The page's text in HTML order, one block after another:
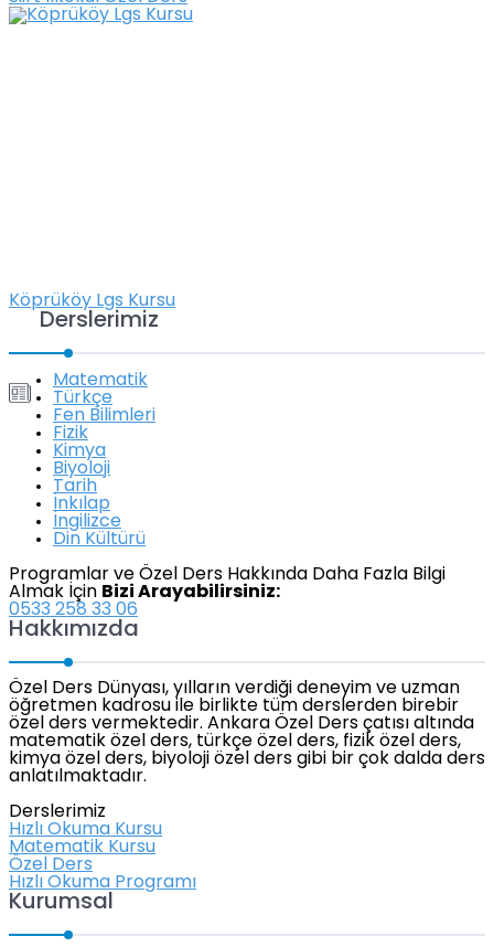
Köprüköy Lgs Kursu
Derslerimiz
Matematik
Türkçe
Fen Bilimleri
Fizik
Kimya
Biyoloji
Tarih
İnkılap
İngilizce
Din Kültürü
Programlar ve Özel Ders Hakkında Daha Fazla Bilgi
Almak İçin Bizi Arayabilirsiniz:
0533 258 33 06
Hakkımızda
Özel Ders Dünyası, yılların verdiği deneyim ve uzman
öğretmen kadrosu ile birlikte tüm derslerden birebir
özel ders vermektedir. Ankara Özel Ders çatısı altında
matematik özel ders, türkçe özel ders, fizik özel ders,
kimya özel ders, biyoloji özel ders gibi bir çok dalda ders
anlatılmaktadır.
Derslerimiz
Hızlı Okuma Kursu
Matematik Kursu
Özel Ders
Hızlı Okuma Programı
Kurumsal